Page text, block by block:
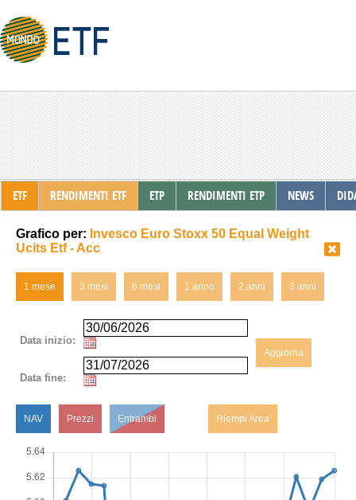
ETF RENDIMENTI ETF ETP RENDIMENTI ETP NEWS
Grafico per: Invesco Euro Stoxx 50 Equal Weight
Ucits Etf - Acc
1 mese 3 mesi 6 mesi 1 anno 2 anni 3 anni
Data inizio:
Aggiorna
Data fine:
NAV Prezzi Entrambi Riempi Area